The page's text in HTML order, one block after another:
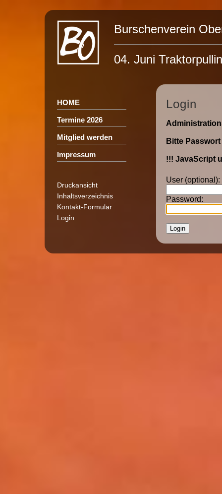
Burschenverein
04. Juni
HOME
Termine 2026
Mitglied werden
Impressum
Druckansicht
Inhaltsverzeichnis
Kontakt-Formular
Login
Login
Bitte
!!! JavaScript
User (optional):
Password: